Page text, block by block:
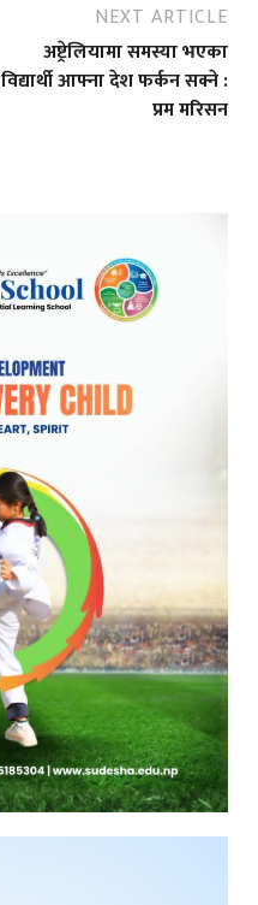
NEXT ARTICLE
अष्ट्रेलियामा समस्या भएका
विद्यार्थी आफ्ना देश फर्कन सक्ने :
प्रम मरिसन